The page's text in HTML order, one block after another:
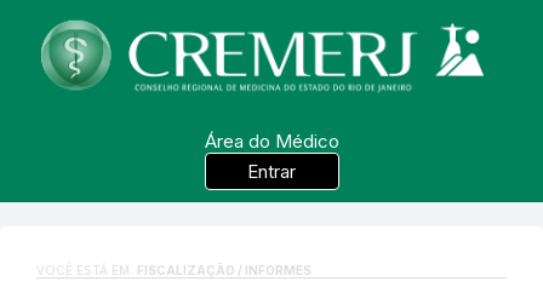
Área do Médico
Entrar
VOCÊ ESTÁ EM: FISCALIZAÇÃO / INFORMES